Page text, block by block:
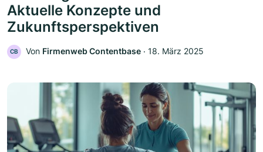
Aktuelle Konzepte und
Zukunftsperspektiven
CB Von Firmenweb Contentbase ‧ 18. März 2025